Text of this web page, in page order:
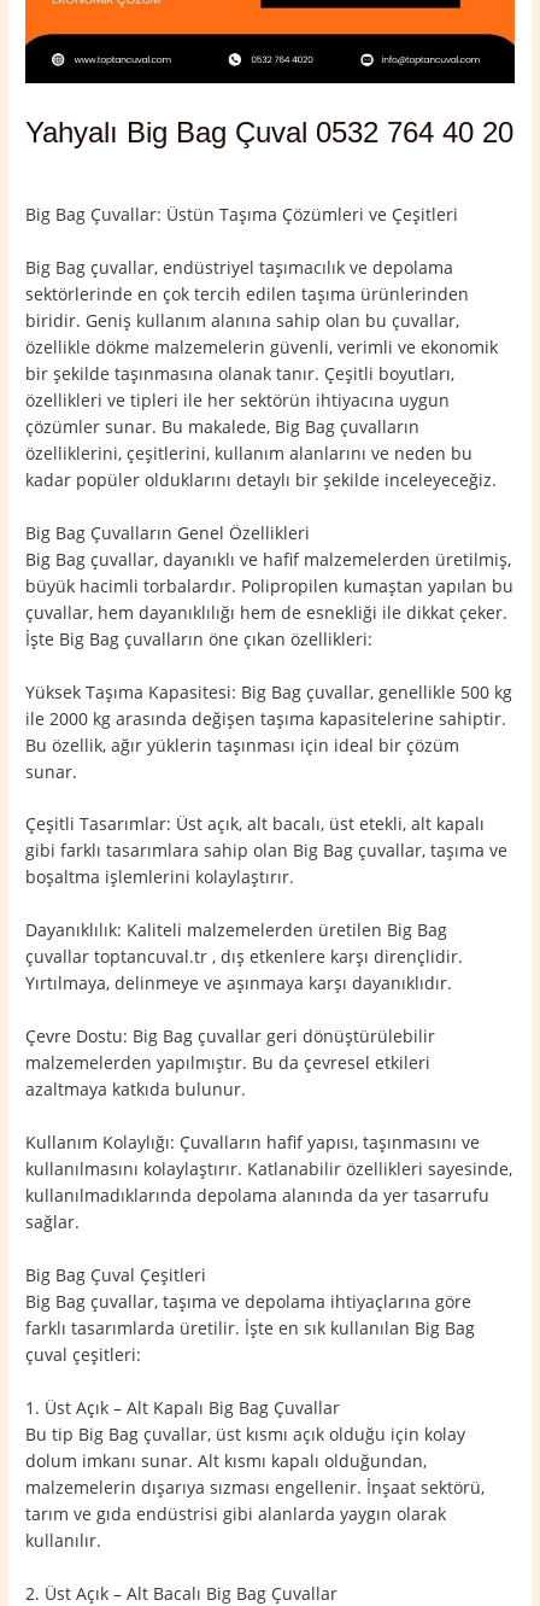
Yahyalı Big Bag Çuval 0532 764 40 20
Big Bag Çuvallar: Üstün Taşıma Çözümleri ve Çeşitleri
Big Bag çuvallar, endüstriyel taşımacılık ve depolama
sektörlerinde en çok tercih edilen taşıma ürünlerinden
biridir. Geniş kullanım alanına sahip olan bu çuvallar,
özellikle dökme malzemelerin güvenli, verimli ve ekonomik
bir şekilde taşınmasına olanak tanır. Çeşitli boyutları,
özellikleri ve tipleri ile her sektörün ihtiyacına uygun
çözümler sunar. Bu makalede, Big Bag çuvalların
özelliklerini, çeşitlerini, kullanım alanlarını ve neden bu
kadar popüler olduklarını detaylı bir şekilde inceleyeceğiz.
Big Bag Çuvalların Genel Özellikleri
Big Bag çuvallar, dayanıklı ve hafif malzemelerden üretilmiş,
büyük hacimli torbalardır. Polipropilen kumaştan yapılan bu
çuvallar, hem dayanıklılığı hem de esnekliği ile dikkat çeker.
İşte Big Bag çuvalların öne çıkan özellikleri:
Yüksek Taşıma Kapasitesi: Big Bag çuvallar, genellikle 500 kg
ile 2000 kg arasında değişen taşıma kapasitelerine sahiptir.
Bu özellik, ağır yüklerin taşınması için ideal bir çözüm
sunar.
Çeşitli Tasarımlar: Üst açık, alt bacalı, üst etekli, alt kapalı
gibi farklı tasarımlara sahip olan Big Bag çuvallar, taşıma ve
boşaltma işlemlerini kolaylaştırır.
Dayanıklılık: Kaliteli malzemelerden üretilen Big Bag
çuvallar toptancuval.tr , dış etkenlere karşı dirençlidir.
Yırtılmaya, delinmeye ve aşınmaya karşı dayanıklıdır.
Çevre Dostu: Big Bag çuvallar geri dönüştürülebilir
malzemelerden yapılmıştır. Bu da çevresel etkileri
azaltmaya katkıda bulunur.
Kullanım Kolaylığı: Çuvalların hafif yapısı, taşınmasını ve
kullanılmasını kolaylaştırır. Katlanabilir özellikleri sayesinde,
kullanılmadıklarında depolama alanında da yer tasarrufu
sağlar.
Big Bag Çuval Çeşitleri
Big Bag çuvallar, taşıma ve depolama ihtiyaçlarına göre
farklı tasarımlarda üretilir. İşte en sık kullanılan Big Bag
çuval çeşitleri:
1. Üst Açık – Alt Kapalı Big Bag Çuvallar
Bu tip Big Bag çuvallar, üst kısmı açık olduğu için kolay
dolum imkanı sunar. Alt kısmı kapalı olduğundan,
malzemelerin dışarıya sızması engellenir. İnşaat sektörü,
tarım ve gıda endüstrisi gibi alanlarda yaygın olarak
kullanılır.
2. Üst Açık – Alt Bacalı Big Bag Çuvallar